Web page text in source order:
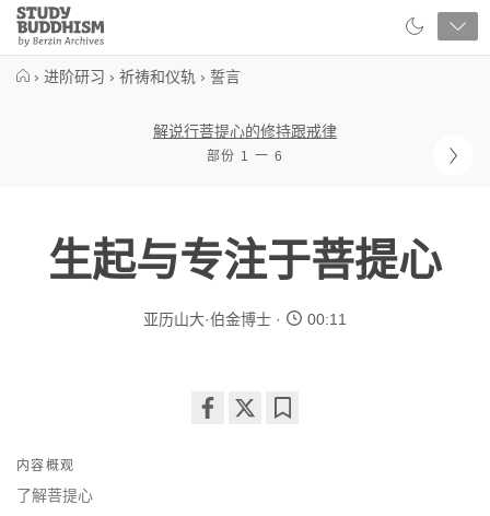
Close
Study
Buddhism
› 进阶研习 › 祈祷和仪轨 › 誓言
解说行菩提心的修持跟戒律
部份 1 一 6
生起与专注于菩提心
亚历山大·伯金博士 00:11
内容概观
了解菩提心